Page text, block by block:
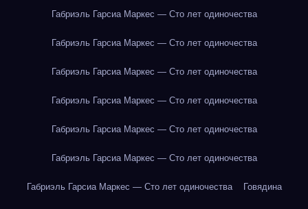
Габриэль Гарсиа Маркес — Сто лет одиночества
Габриэль Гарсиа Маркес — Сто лет одиночества
Габриэль Гарсиа Маркес — Сто лет одиночества
Габриэль Гарсиа Маркес — Сто лет одиночества
Габриэль Гарсиа Маркес — Сто лет одиночества
Габриэль Гарсиа Маркес — Сто лет одиночества
Габриэль Гарсиа Маркес — Сто лет одиночества Говядина